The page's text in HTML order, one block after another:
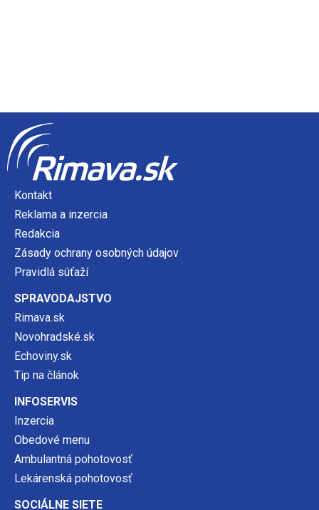
Kontakt
Reklama a inzercia
Redakcia
Zásady ochrany osobných údajov
Pravidlá súťaží
SPRAVODAJSTVO
Rimava.sk
Novohradské.sk
Echoviny.sk
Tip na článok
INFOSERVIS
Inzercia
Obedové menu
Ambulantná pohotovosť
Lekárenská pohotovosť
SOCIÁLNE SIETE